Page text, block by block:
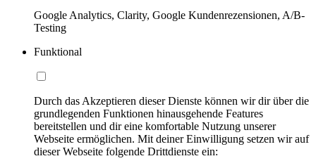
Google Analytics, Clarity, Google Kundenrezensionen, A/B-
Testing
Funktional
Durch das Akzeptieren dieser Dienste können wir dir über die
grundlegenden Funktionen hinausgehende Features
bereitstellen und dir eine komfortable Nutzung unserer
Webseite ermöglichen. Mit deiner Einwilligung setzen wir auf
dieser Webseite folgende Drittdienste ein: